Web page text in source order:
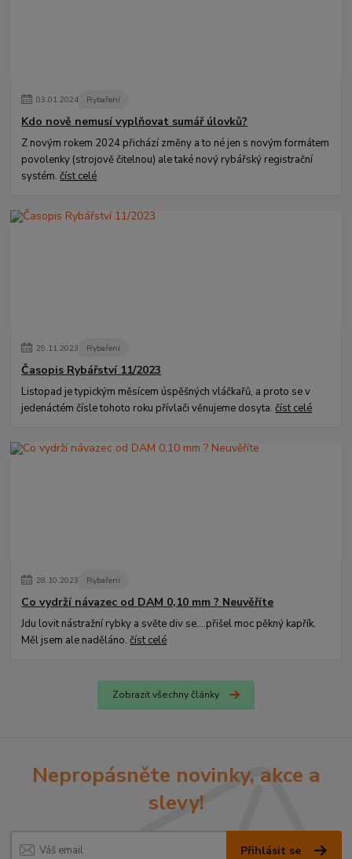
03.01.2024 Rybaření
Kdo nově nemusí vyplňovat sumář úlovků?
Z novým rokem 2024 přichází změny a to né jen s novým formátem
povolenky (strojově čitelnou) ale také nový rybářský registrační
systém.číst celé
29.11.2023 Rybaření
Časopis Rybářství 11/2023
Listopad je typickým měsícem úspěšných vláčkařů, a proto se v
jedenáctém čísle tohoto roku přívlači věnujeme dosyta.číst celé
28.10.2023 Rybaření
Co vydrží návazec od DAM 0,10 mm ? Neuvěříte
Jdu lovit nástražní rybky a světe div se....přišel moc pěkný kapřík.
Měl jsem ale naděláno.číst celé
Zobrazit všechny články
Nepropásněte novinky, akce a
slevy!
Přihlásit se